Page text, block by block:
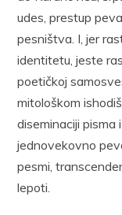
udes, prestup
pesništva. I, jer
identitetu, jeste
poetičkoj
mitološkom
diseminaciji pisma
jednovekovno
pesmi,
lepoti.